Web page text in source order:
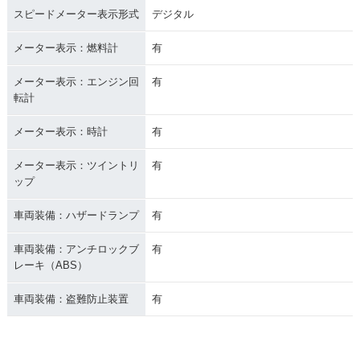
スピードメーター表示形式 デジタル
メーター表示：燃料計 有
メーター表示：エンジン回
転計
有
メーター表示：時計 有
メーター表示：ツイントリ
ップ
有
車両装備：ハザードランプ 有
車両装備：アンチロックブ
レーキ（ABS）
有
車両装備：盗難防止装置 有